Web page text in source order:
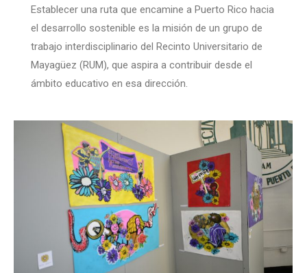
Establecer una ruta que encamine a Puerto Rico hacia
el desarrollo sostenible es la misión de un grupo de
trabajo interdisciplinario del Recinto Universitario de
Mayagüez (RUM), que aspira a contribuir desde el
ámbito educativo en esa dirección.